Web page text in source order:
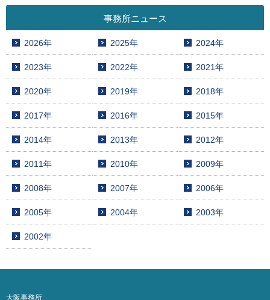
事務所ニュース
2026年 2025年 2024年
2023年 2022年 2021年
2020年 2019年 2018年
2017年 2016年 2015年
2014年 2013年 2012年
2011年 2010年 2009年
2008年 2007年 2006年
2005年 2004年 2003年
2002年
大阪事務所